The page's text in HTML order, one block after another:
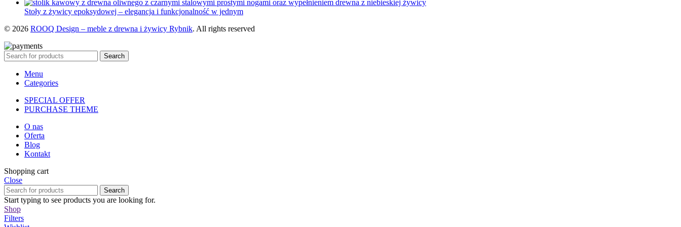
Stoły z żywicy epoksydowej – elegancja i funkcjonalność w jednym
© 2026 ROOQ Design – meble z drewna i żywicy Rybnik. All rights reserved
Search
Menu
Categories
SPECIAL OFFER
PURCHASE THEME
O nas
Oferta
Blog
Kontakt
Shopping cart
Close
Search
Start typing to see products you are looking for.
Shop
Filters